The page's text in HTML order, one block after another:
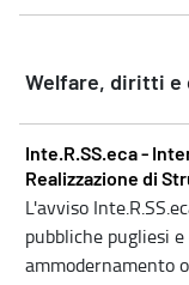
Welfare, diritti e
Inte.R.SS.eca -
Realizzazione di
L'avviso
pubbliche pugliesi
ammodernamento